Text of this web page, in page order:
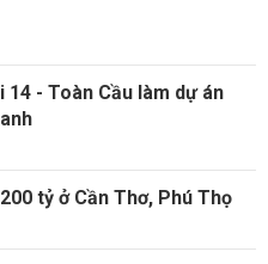
- Toàn Cầu làm dự án
tỷ ở Cần Thơ, Phú Thọ